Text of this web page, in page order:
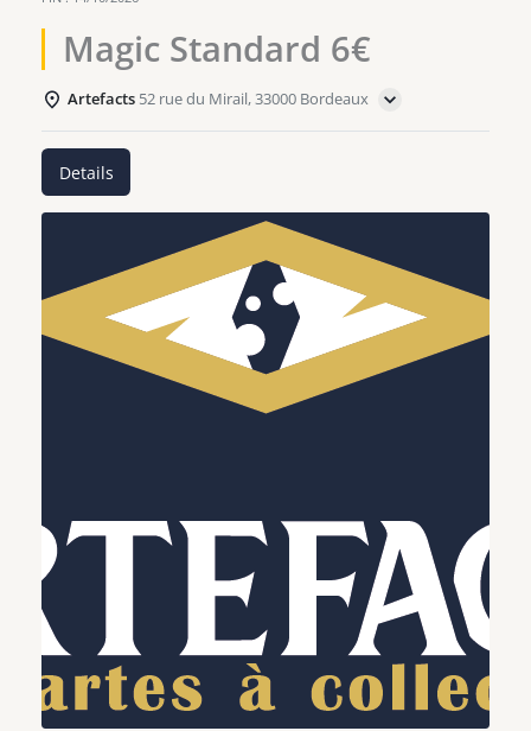
Magic Standard 6€
Artefacts 52 rue du Mirail, 33000 Bordeaux
Details